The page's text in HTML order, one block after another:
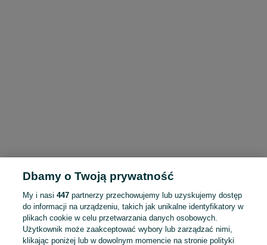
Dbamy o Twoją prywatność
My i nasi447 partnerzy przechowujemy lub uzyskujemy dostęp
do informacji na urządzeniu, takich jak unikalne identyfikatory w
plikach cookie w celu przetwarzania danych osobowych.
Użytkownik może zaakceptować wybory lub zarządzać nimi,
klikając poniżej lub w dowolnym momencie na stronie polityki